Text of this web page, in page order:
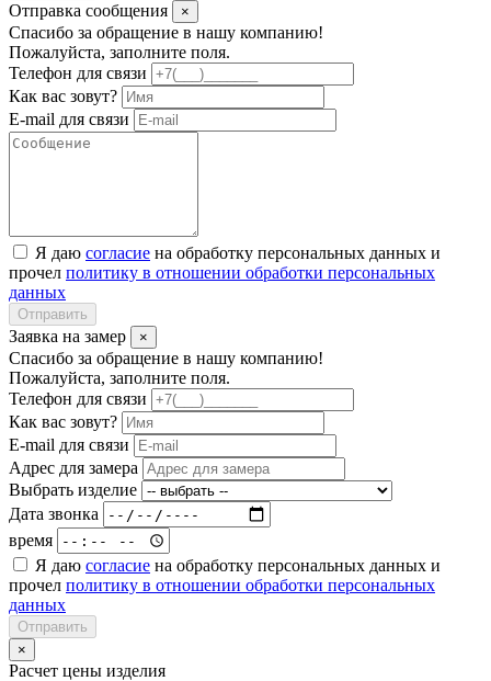
Отправка сообщения ×
Спасибо за обращение в нашу компанию!
Пожалуйста, заполните поля.
Телефон для связи
Как вас зовут?
E-mail для связи
Я даю согласие на обработку персональных данных и
прочел политику в отношении обработки персональных
данных
Отправить
Заявка на замер ×
Спасибо за обращение в нашу компанию!
Пожалуйста, заполните поля.
Телефон для связи
Как вас зовут?
E-mail для связи
Адрес для замера
Выбрать изделие
Дата звонка
время
Я даю согласие на обработку персональных данных и
прочел политику в отношении обработки персональных
данных
Отправить
×
Расчет цены изделия